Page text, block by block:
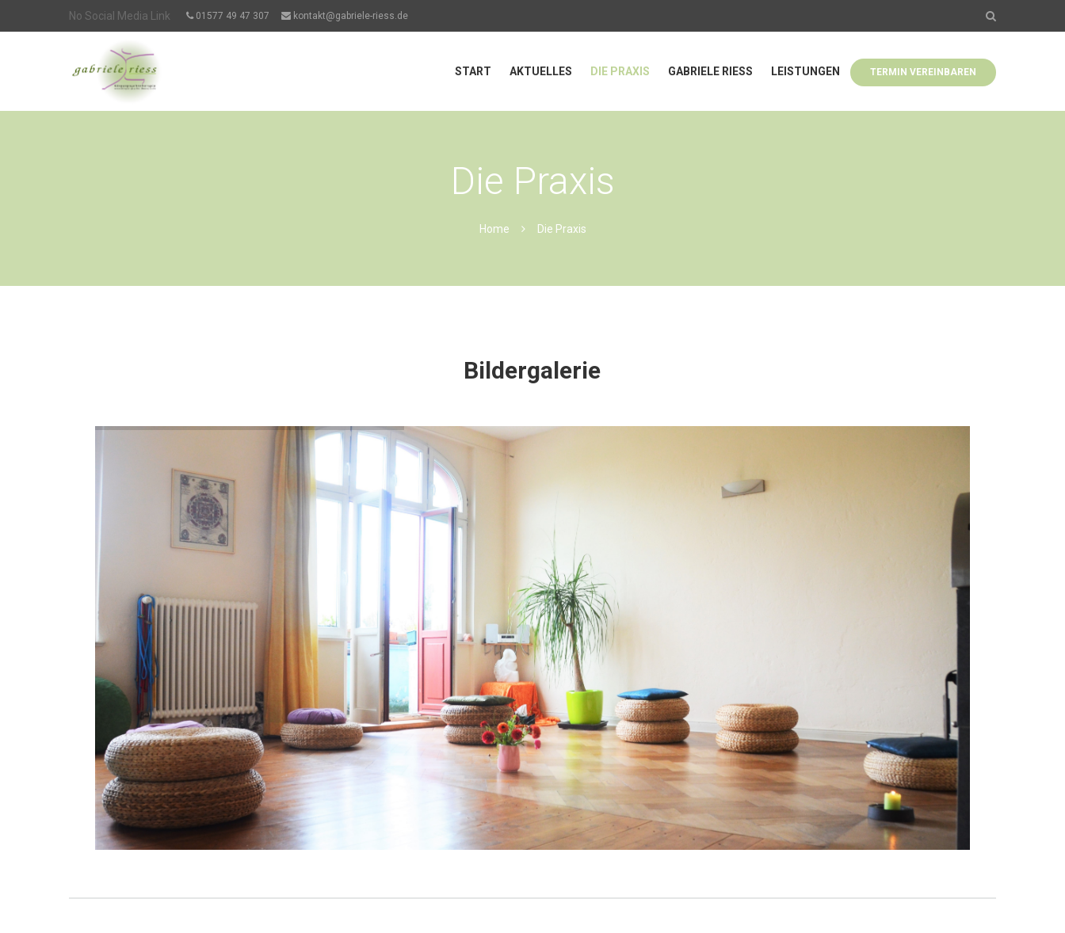
No Social Media Link 01577 49 47 307 kontakt@gabriele-riess.de
START AKTUELLES DIE PRAXIS GABRIELE RIESS LEISTUNGEN TERMIN VEREINBAREN
Die Praxis
Home Die Praxis
Bildergalerie